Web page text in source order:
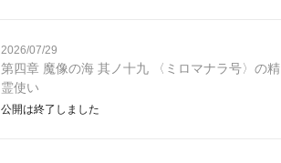
2026/07/29
第四章 魔像の海 其ノ十九 〈ミロマナラ号〉の精
霊使い
公開は終了しました